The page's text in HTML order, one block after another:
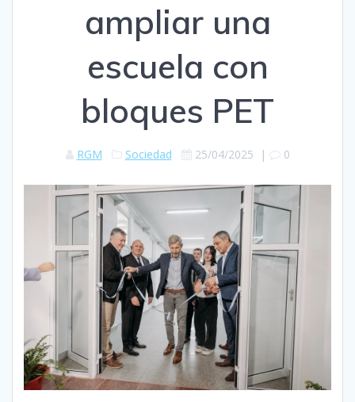
ampliar una
escuela con
bloques PET
RGM Sociedad 25/04/2025 | 0